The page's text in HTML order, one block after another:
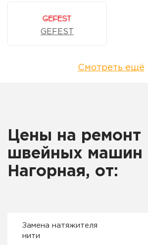
GEFEST
Смотреть ещё
Цены на ремонт
швейных машин
Нагорная, от:
Замена натяжителя
нити